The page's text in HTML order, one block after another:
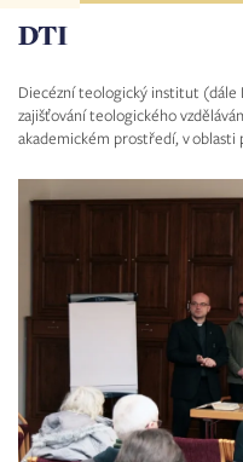
DTI
Diecézní teologický institut (dále
zajišťování teologického
akademickém prostředí, v oblasti